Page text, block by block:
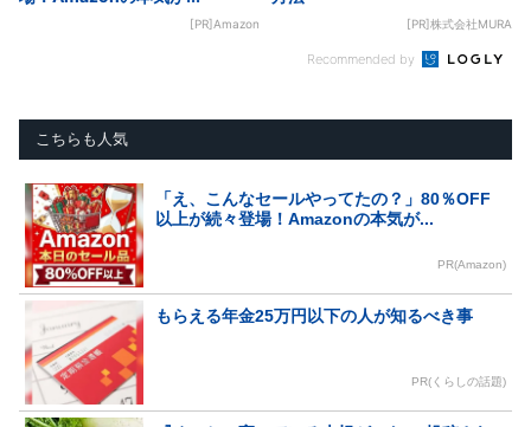
[PR]Amazon [PR]株式会社MURA
Recommended by
こちらも人気
「え、こんなセールやってたの？」80％OFF
以上が続々登場！Amazonの本気が...
PR(Amazon)
もらえる年金25万円以下の人が知るべき事
PR(くらしの話題)